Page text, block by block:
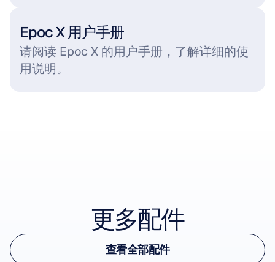
Epoc X 用户手册
请阅读 Epoc X 的用户手册，了解详细的使
用说明。
更多配件
查看配件
查看全部配件